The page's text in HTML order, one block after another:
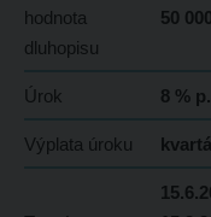
hodnota
dluhopisu
50
Úrok 8 %
Výplata úroku